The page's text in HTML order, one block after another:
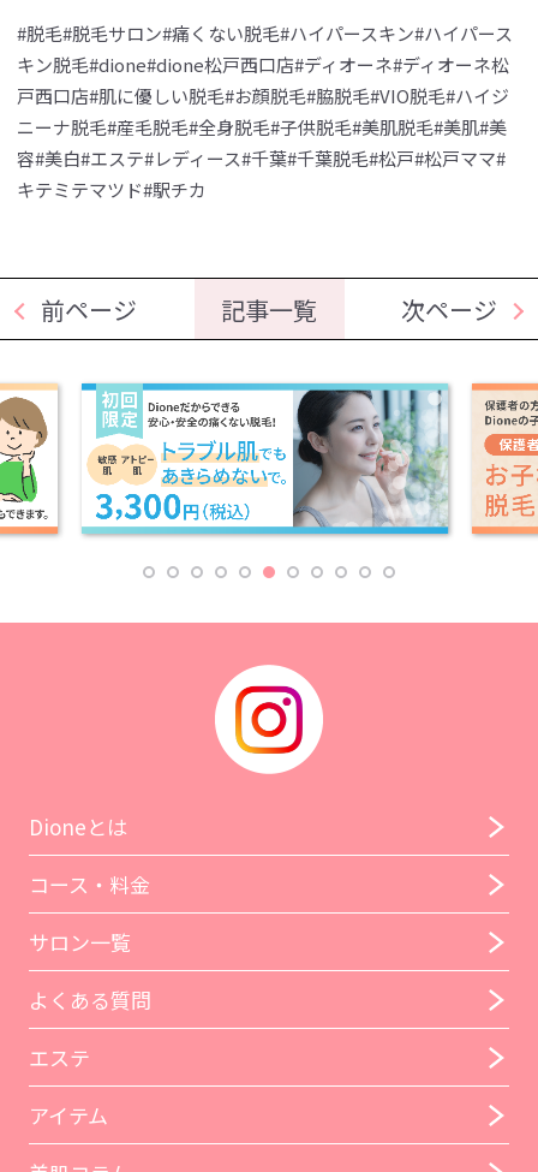
#脱毛#脱毛サロン#痛くない脱毛#ハイパースキン#ハイパース
キン脱毛#dione#dione松戸西口店#ディオーネ#ディオーネ松
戸西口店#肌に優しい脱毛#お顔脱毛#脇脱毛#VIO脱毛#ハイジ
ニーナ脱毛#産毛脱毛#全身脱毛#子供脱毛#美肌脱毛#美肌#美
容#美白#エステ#レディース#千葉#千葉脱毛#松戸#松戸ママ#
キテミテマツド#駅チカ
前ページ 記事一覧 次ページ
Dioneとは
コース・料金
サロン一覧
よくある質問
エステ
アイテム